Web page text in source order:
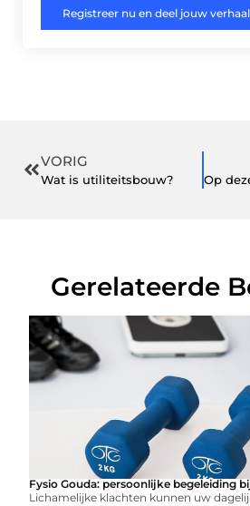
Registreer nu en deel jouw
VORIG
Wat is utiliteitsbouw?
Gerelateerde
Fysio Gouda: persoonlijke begeleiding
Lichamelijke klachten kunnen uw